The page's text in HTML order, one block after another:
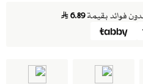
6.89